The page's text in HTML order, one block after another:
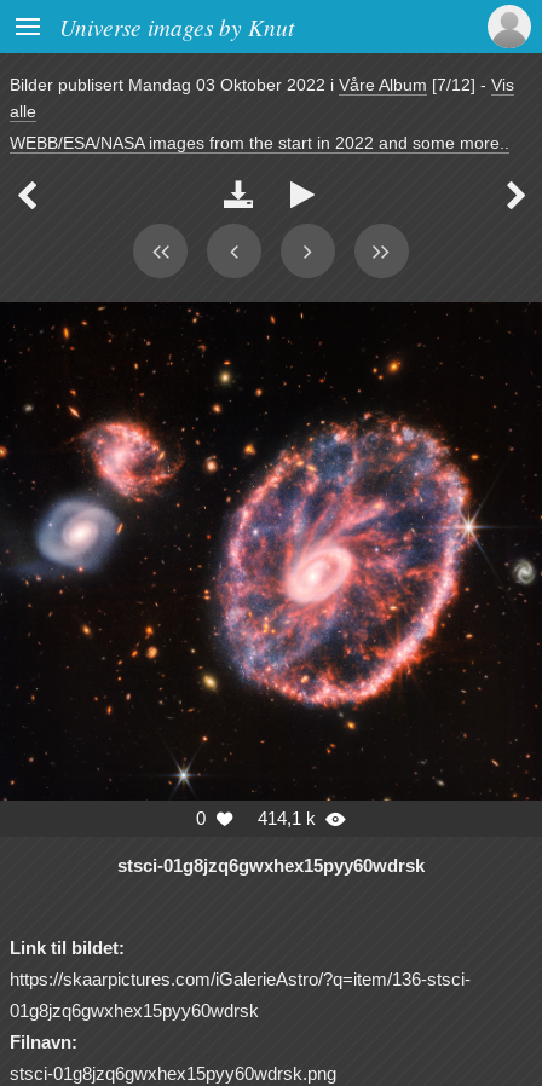
 Universe images by Knut
Bilder publisert Mandag 03 Oktober 2022 i Våre Album [7/12] - Vis
alle
WEBB/ESA/NASA images from the start in 2022 and some more..
   
0  414,1 k 
stsci-01g8jzq6gwxhex15pyy60wdrsk
Link til bildet:
https://skaarpictures.com/iGalerieAstro/?q=item/136-stsci-
01g8jzq6gwxhex15pyy60wdrsk
Filnavn:
stsci-01g8jzq6gwxhex15pyy60wdrsk.png